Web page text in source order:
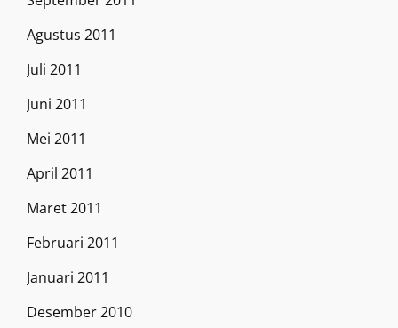
Agustus 2011
Juli 2011
Juni 2011
Mei 2011
April 2011
Maret 2011
Februari 2011
Januari 2011
Desember 2010